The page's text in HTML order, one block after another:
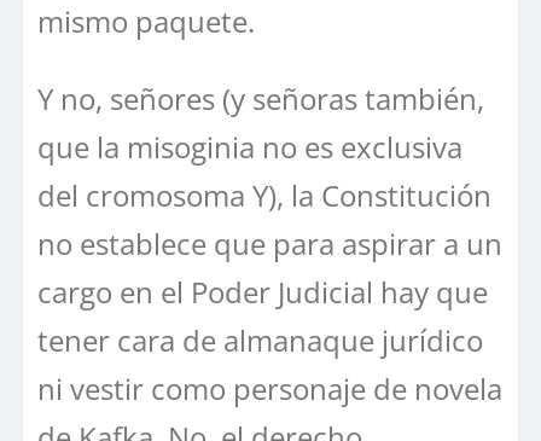
mismo paquete.
Y no, señores (y señoras también,
que la misoginia no es exclusiva
del cromosoma Y), la Constitución
no establece que para aspirar a un
cargo en el Poder Judicial hay que
tener cara de almanaque jurídico
ni vestir como personaje de novela